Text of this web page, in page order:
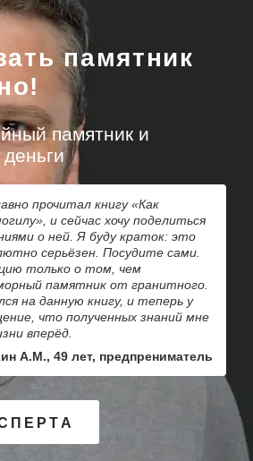
памятник
памятник и
прочитал книгу «Как
и сейчас хочу поделиться
о ней. Я буду краток: это
серьёзен. Посудите сами.
только о том, чем
памятник от гранитного.
на данную книгу, и теперь у
что полученных знаний мне
вперёд.
А.М., 49 лет, предпрениматель